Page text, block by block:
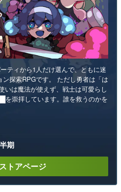
ティから1人だけ選んで、ともに迷
探索RPGです。 ただし勇者は「は
いは魔法が使えず、戦士は可愛らし
を崇拝しています。誰を救うのかを
期
トアページ